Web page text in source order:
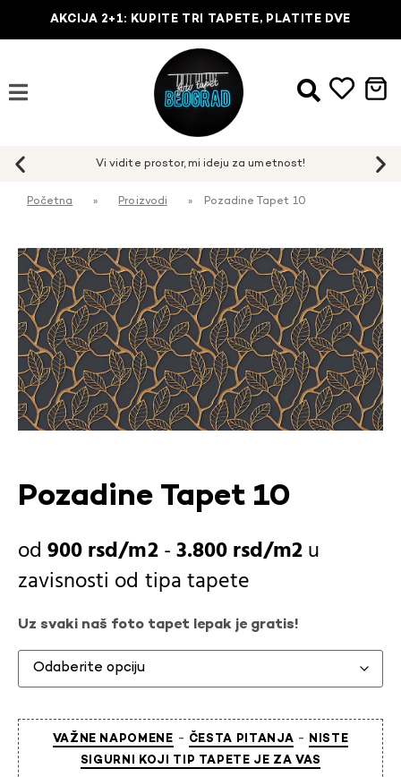
AKCIJA 2+1: KUPITE TRI TAPETE, PLATITE DVE
Početna » Proizvodi » Pozadine Tapet 10
Pozadine Tapet 10
900rsd -3.800rsd
u
zavisnosti od tipa tapete
Uz svaki naš foto tapet lepak je gratis!
VAŽNE NAPOMENE - ČESTA PITANJA - NISTE
SIGURNI KOJI TIP TAPETE JE ZA VAS